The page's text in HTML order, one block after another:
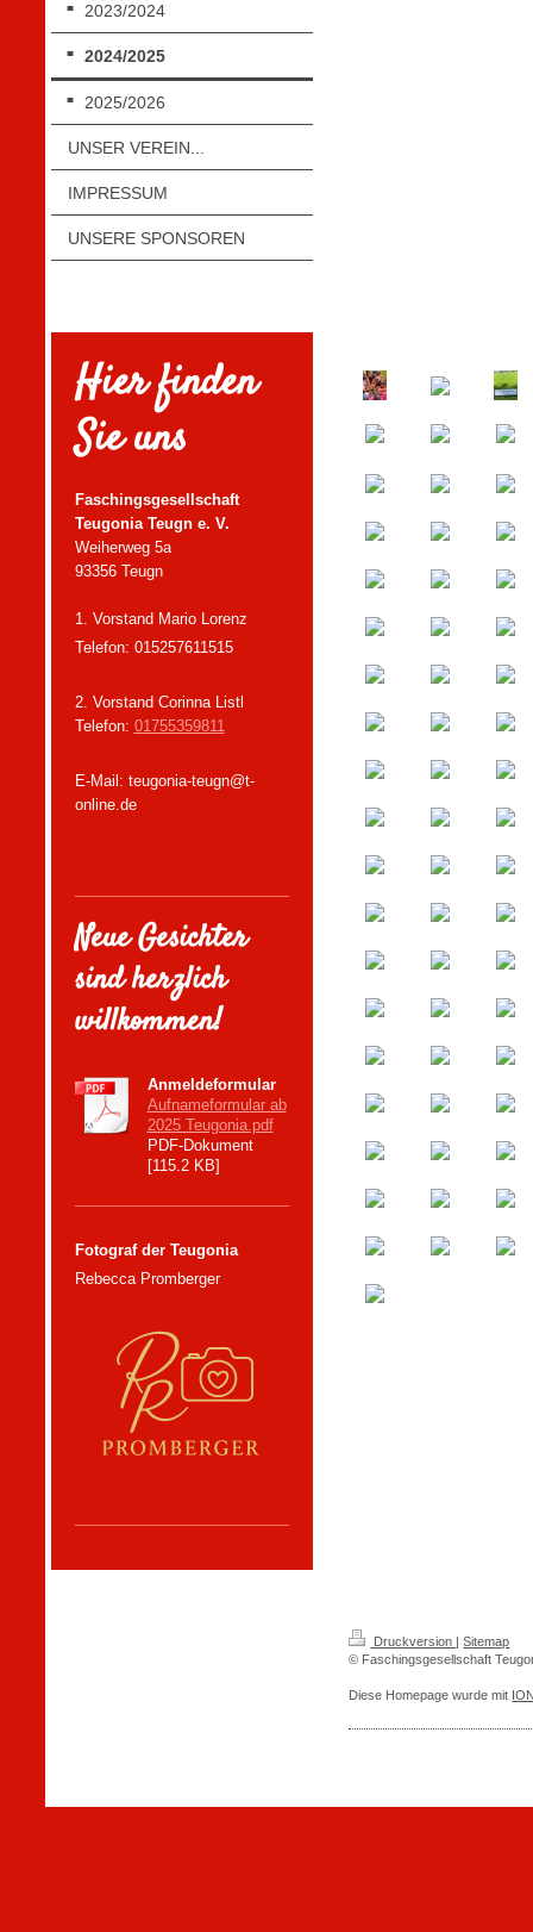
2023/2024
2024/2025
2025/2026
UNSER VEREIN...
IMPRESSUM
UNSERE SPONSOREN
Hier finden
Sie uns
Faschingsgesellschaft
Teugonia Teugn e. V.
Weiherweg 5a
93356 Teugn
1. Vorstand Mario Lorenz
Telefon: 015257611515
2. Vorstand Corinna Listl
Telefon: 01755359811
E-Mail: teugonia-teugn@t-
online.de
Neue Gesichter
sind herzlich
willkommen!
Anmeldeformular
Aufnameformular ab
2025 Teugonia.pdf
PDF-Dokument
[115.2 KB]
Fotograf der Teugonia
Rebecca Promberger
Druckversion
Sitemap
© Faschingsgesellschaft
Diese Homepage wurde mit